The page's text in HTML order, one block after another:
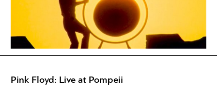
Pink Floyd: Live at Pompeii